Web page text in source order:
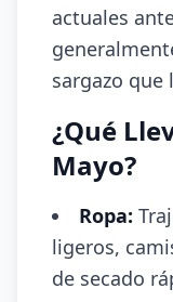
actuales
sargazo que
¿Qué
Mayo?
Ropa:
ligeros,
de secado